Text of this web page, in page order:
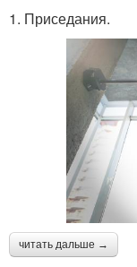
1. Приседания.
читать дальше →